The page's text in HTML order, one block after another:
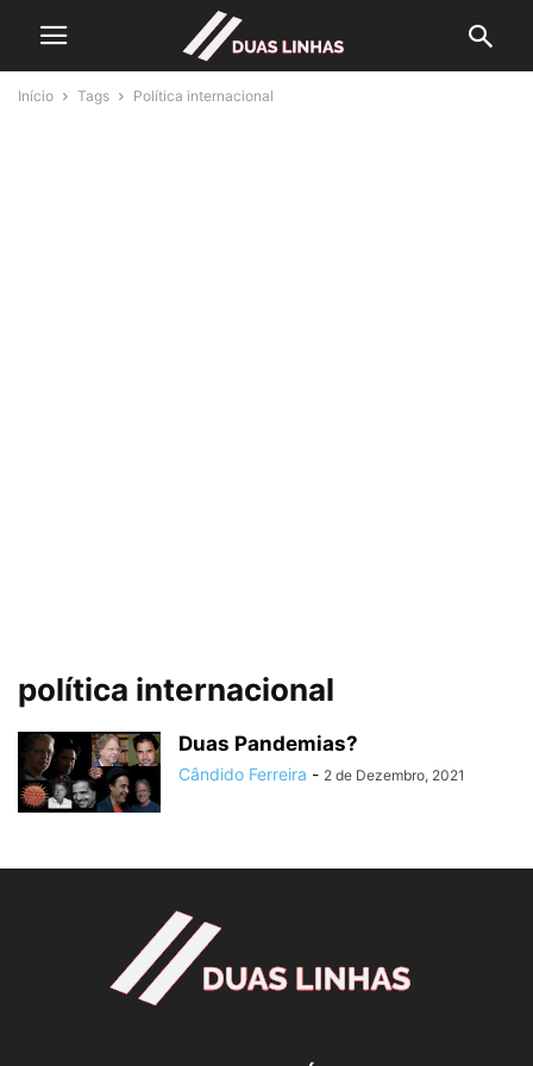
Início Tags Política internacional
política internacional
Duas Pandemias?
Cândido Ferreira - 2 de Dezembro, 2021